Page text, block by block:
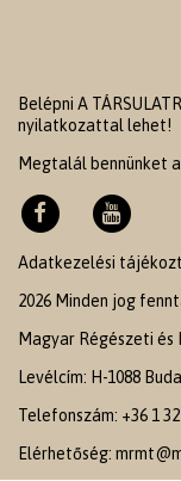
Belépni A
nyilatkozattal lehet!
Megtalál bennünket
Adatkezelési
2026 Minden jog
Magyar Régészeti
Levélcím: H-1088
Telefonszám: +36 1
Elérhetőség: